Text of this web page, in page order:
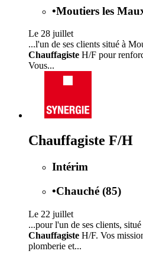
•Moutiers les
Le 28 juillet
...l'un de ses clients situé à
Chauffagiste H/F pour
Vous...
Chauffagiste F/H
Intérim
•Chauché (85)
Le 22 juillet
...pour l'un de ses clients,
Chauffagiste H/F. Vos
plomberie et...